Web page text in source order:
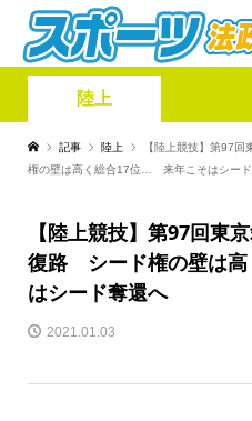
陸上
記事 陸上
【陸上競技】第97
権の壁は高く総合17位… 来年こそはシー
【陸上競技】第97回東
復路 シード権の壁は
はシード奪還へ
2021.01.03